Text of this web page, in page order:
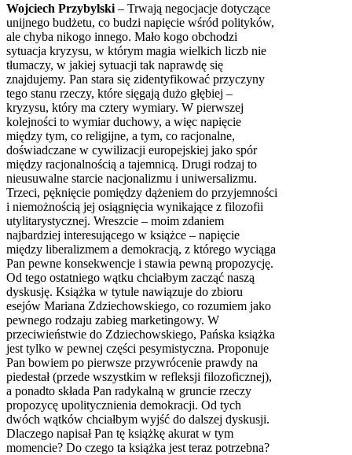
Wojciech Przybylski – Trwają negocjacje dotyczące
unijnego budżetu, co budzi napięcie wśród polityków,
ale chyba nikogo innego. Mało kogo obchodzi
sytuacja kryzysu, w którym magia wielkich liczb nie
tłumaczy, w jakiej sytuacji tak naprawdę się
znajdujemy. Pan stara się zidentyfikować przyczyny
tego stanu rzeczy, które sięgają dużo głębiej –
kryzysu, który ma cztery wymiary. W pierwszej
kolejności to wymiar duchowy, a więc napięcie
między tym, co religijne, a tym, co racjonalne,
doświadczane w cywilizacji europejskiej jako spór
między racjonalnością a tajemnicą. Drugi rodzaj to
nieusuwalne starcie nacjonalizmu i uniwersalizmu.
Trzeci, pęknięcie pomiędzy dążeniem do przyjemności
i niemożnością jej osiągnięcia wynikające z filozofii
utylitarystycznej. Wreszcie – moim zdaniem
najbardziej interesującego w książce – napięcie
między liberalizmem a demokracją, z którego wyciąga
Pan pewne konsekwencje i stawia pewną propozycję.
Od tego ostatniego wątku chciałbym zacząć naszą
dyskusję. Książka w tytule nawiązuje do zbioru
esejów Mariana Zdziechowskiego, co rozumiem jako
pewnego rodzaju zabieg marketingowy. W
przeciwieństwie do Zdziechowskiego, Pańska książka
jest tylko w pewnej części pesymistyczna. Proponuje
Pan bowiem po pierwsze przywrócenie prawdy na
piedestał (przede wszystkim w refleksji filozoficznej),
a ponadto składa Pan radykalną w gruncie rzeczy
propozycę upolitycznienia demokracji. Od tych
dwóch wątków chciałbym wyjść do dalszej dyskusji.
Dlaczego napisał Pan tę książkę akurat w tym
momencie? Do czego ta książka jest teraz potrzebna?